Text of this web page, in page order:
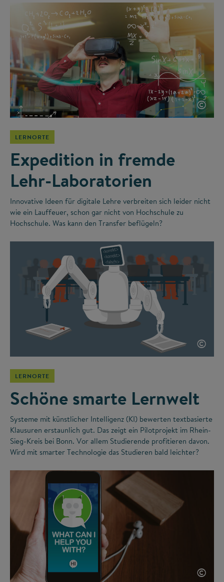
©
LERNORTE
Expedition in fremde
Lehr-Laboratorien
Innovative Ideen für digitale Lehre verbreiten sich leider nicht
wie ein Lauffeuer, schon gar nicht von Hochschule zu
Hochschule. Was kann den Transfer beflügeln?
©
LERNORTE
Schöne smarte Lernwelt
Systeme mit künstlicher Intelligenz (KI) bewerten textbasierte
Klausuren erstaunlich gut. Das zeigt ein Pilotprojekt im Rhein-
Sieg-Kreis bei Bonn. Vor allem Studierende profitieren davon.
Wird mit smarter Technologie das Studieren bald leichter?
©